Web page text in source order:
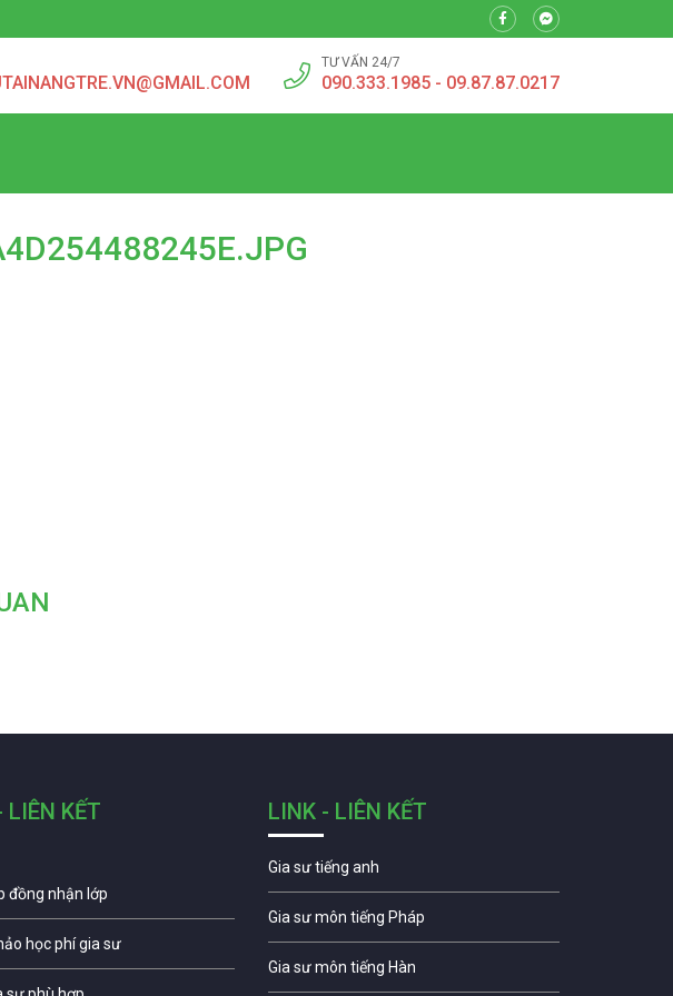
TƯ VẤN 24/7
090.333.1985 - 09.87.87.0217
LIÊN KẾT
đồng nhận lớp
học phí gia sư
LINK - LIÊN KẾT
Gia sư tiếng anh
Gia sư môn tiếng Pháp
Gia sư môn tiếng Hàn